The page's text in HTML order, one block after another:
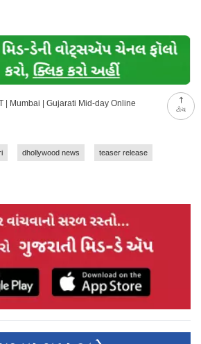
ટોચ
| Mumbai | Gujarati Mid-day Online
dhollywood news teaser release